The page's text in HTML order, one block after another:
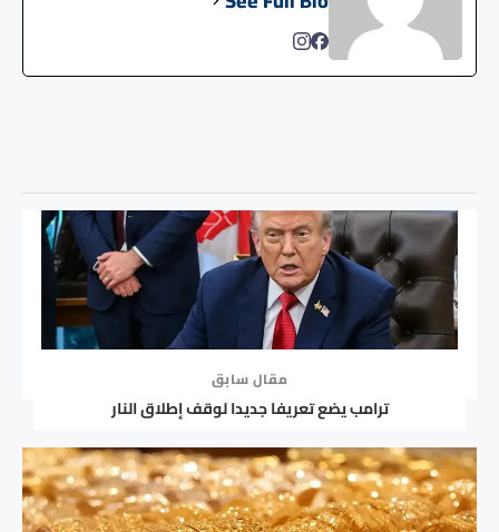
مقال سابق
ترامب يضع تعريفا جديدا لوقف إطلاق النار